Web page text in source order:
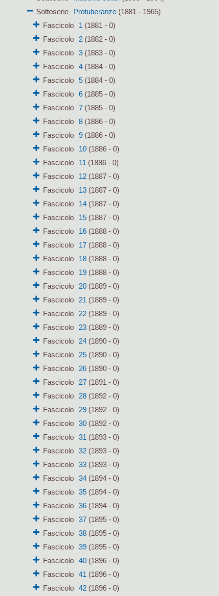
Sottoserie
Protuberanze (1881 - 1965)
Fascicolo
1 (1881 - 0)
Fascicolo
2(1882 - 0)
Fascicolo
3(1883 - 0)
Fascicolo
4(1884 - 0)
Fascicolo
5(1884 - 0)
Fascicolo
6(1885 - 0)
Fascicolo
7(1885 - 0)
Fascicolo
8(1886 - 0)
Fascicolo
9(1886 - 0)
Fascicolo
10(1886 - 0)
Fascicolo
11 (1886 - 0)
Fascicolo
12(1887 - 0)
Fascicolo
13(1887 - 0)
Fascicolo
14(1887 - 0)
Fascicolo
15(1887 - 0)
Fascicolo
16(1888 - 0)
Fascicolo
17(1888 - 0)
Fascicolo
18(1888 - 0)
Fascicolo
19(1888 - 0)
Fascicolo
20(1889 - 0)
Fascicolo
21 (1889 - 0)
Fascicolo
22(1889 - 0)
Fascicolo
23(1889 - 0)
Fascicolo
24(1890 - 0)
Fascicolo
25(1890 - 0)
Fascicolo
26(1890 - 0)
Fascicolo
27(1891 - 0)
Fascicolo
28(1892 - 0)
Fascicolo
29(1892 - 0)
Fascicolo
30(1892 - 0)
Fascicolo
31 (1893 - 0)
Fascicolo
32(1893 - 0)
Fascicolo
33(1893 - 0)
Fascicolo
34(1894 - 0)
Fascicolo
35(1894 - 0)
Fascicolo
36(1894 - 0)
Fascicolo
37(1895 - 0)
Fascicolo
38(1895 - 0)
Fascicolo
39(1895 - 0)
Fascicolo
40(1896 - 0)
Fascicolo
41 (1896 - 0)
Fascicolo
42(1896 - 0)